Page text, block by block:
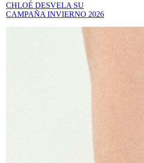
CHLOÉ DESVELA SU
CAMPAÑA INVIERNO 2026